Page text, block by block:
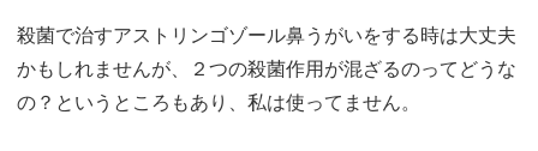
殺菌で治すアストリンゴゾール鼻うがいをする時は大丈夫
かもしれませんが、２つの殺菌作用が混ざるのってどうな
の？というところもあり、私は使ってません。